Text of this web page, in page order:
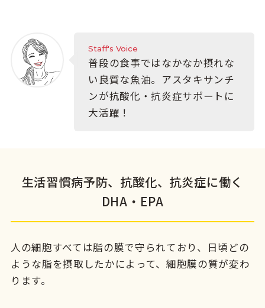
Staff's Voice
普段の食事ではなかなか摂れな
い良質な魚油。アスタキサンチ
ンが抗酸化・抗炎症サポートに
大活躍！
生活習慣病予防、抗酸化、抗炎症に働く
DHA・EPA
人の細胞すべては脂の膜で守られており、日頃どの
ような脂を摂取したかによって、細胞膜の質が変わ
ります。